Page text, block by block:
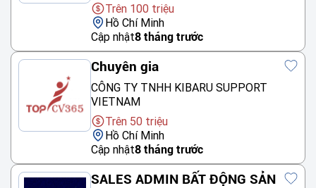
Trên 100 triệu
Hồ Chí Minh
Cập nhật8 tháng trước
Chuyên gia
CÔNG TY TNHH KIBARU SUPPORT
VIETNAM
Trên 50 triệu
Hồ Chí Minh
Cập nhật8 tháng trước
SALES ADMIN BẤT ĐỘNG SẢN